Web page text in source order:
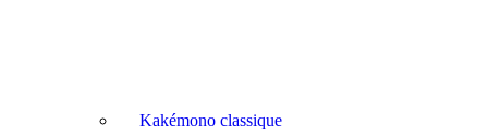
Kakémono classique